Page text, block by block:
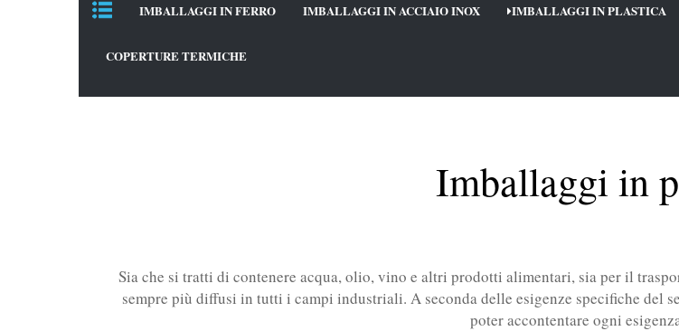
IMBALLAGGI IN FERRO IMBALLAGGI IN ACCIAIO INOX IMBALLAGGI IN PLASTICA
COPERTURE TERMICHE
Imballaggi in
Sia che si tratti di contenere acqua, olio, vino e altri prodotti alimentari, sia per il
sempre più diffusi in tutti i campi industriali. A seconda delle esigenze specifiche
poter accontentare ogni